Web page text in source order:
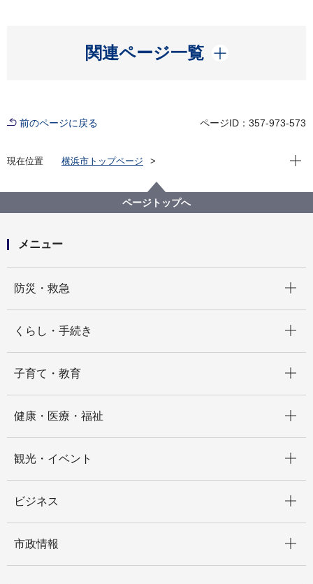
関連ページ一覧
開く
前のページに戻る ページID：357-973-573
現在位置
横浜市トップページ
市民局
マイナンバーカードの申請の取消（キャンセル）はで
きますか
現在
ページトップへ
メニュー
防災・救急
くらし・手続き
子育て・教育
健康・医療・福祉
観光・イベント
ビジネス
市政情報